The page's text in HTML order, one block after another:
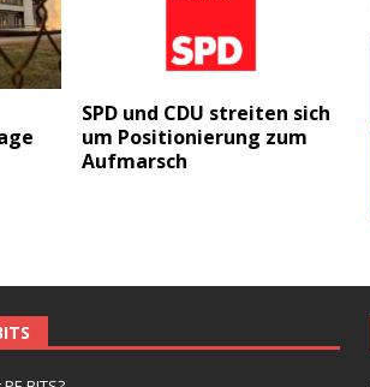
SPD und CDU streiten sich
um Positionierung zum
Aufmarsch